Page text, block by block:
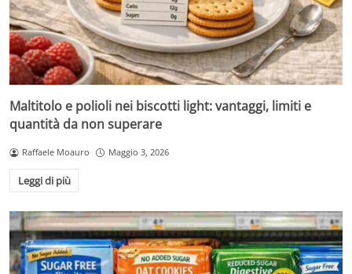
Maltitolo e polioli nei biscotti light: vantaggi, limiti e
quantità da non superare
Raffaele Moauro Maggio 3, 2026
Leggi di più